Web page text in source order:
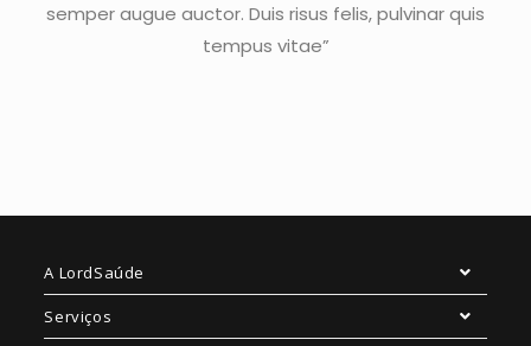
semper augue auctor. Duis risus felis, pulvinar quis
tempus vitae”
A LordSaúde
Serviços